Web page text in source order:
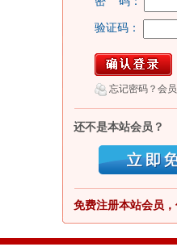
验证码：
忘记密码？会
还不是本站会员？
免费注册本站会员